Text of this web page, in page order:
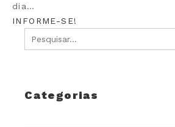
dia…
INFORME-SE!
Categorias